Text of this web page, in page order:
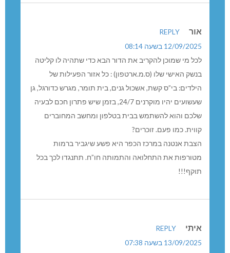
אור
REPLY
12/09/2025 בשעה 08:14
לכל מי שמוכן להקריב את הדור הבא כדי שתהיה לו קליטה
בנשק האישי שלו (ס.מ.ארטפון) : כל אזור הפעילות של
הילדים: בי”ס קשת, אשכול גנים, בית תומר, מגרש כדורגל, גן
שלכם והוא להשתמש בבית בטלפון ומחשב המחוברים
קווית. כמו פעם. זוכרים?
הצבת אנטנה במרכז הכפר היא פשע שיגביר ברמות